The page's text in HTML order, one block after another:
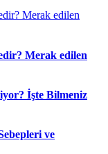
Merak edilen
İşte Bilmeniz
ve